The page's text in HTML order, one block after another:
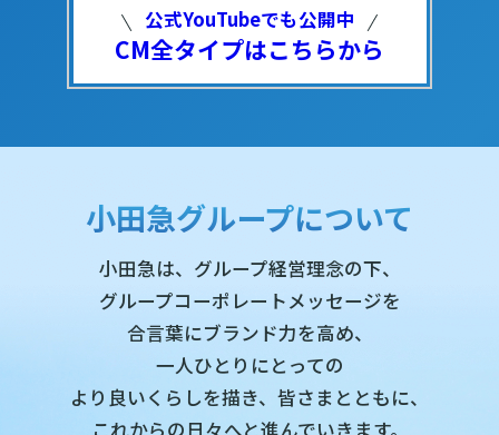
公式YouTubeでも公開中
CM全タイプはこちらから
小田急グループについて
小田急は、グループ経営理念の下、
グループコーポレートメッセージを
合言葉にブランド力を高め、
一人ひとりにとっての
より良いくらしを描き、 皆さまとともに、
これからの日々へと進んでいきます。